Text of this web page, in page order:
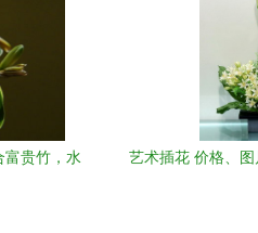
富贵竹，水
艺术插花 价格、